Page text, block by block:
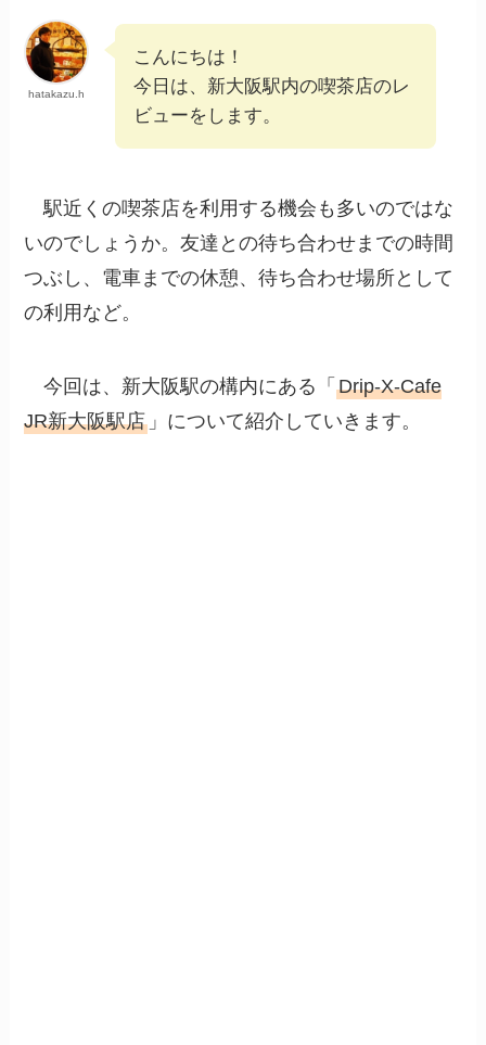
hatakazu.h
こんにちは！
今日は、新大阪駅内の喫茶店のレ
ビューをします。
駅近くの喫茶店を利用する機会も多いのではな
いのでしょうか。友達との待ち合わせまでの時間
つぶし、電車までの休憩、待ち合わせ場所として
の利用など。
今回は、新大阪駅の構内にある「Drip-X-Cafe
JR新大阪駅店 」について紹介していきます。